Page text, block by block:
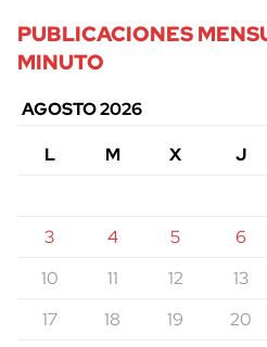
PUBLICACIONES
MINUTO
AGOSTO 2026
L
M X J
3
4 5 6
10
11 12 13
17
18 19 20